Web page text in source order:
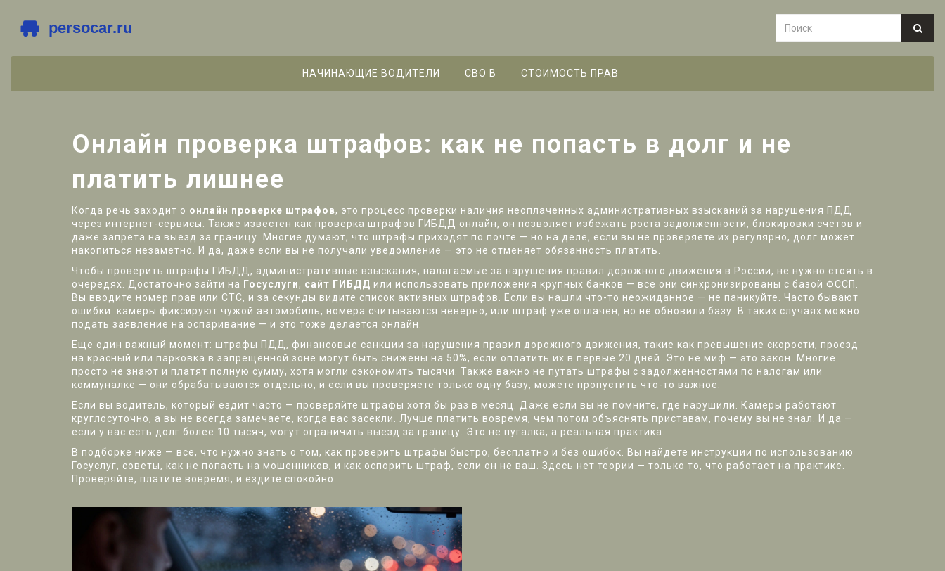
НАЧИНАЮЩИЕ ВОДИТЕЛИ СВО B СТОИМОСТЬ ПРАВ
Онлайн проверка штрафов: как не попасть в долг и не
платить лишнее
Когда речь заходит о онлайн проверке штрафов, это процесс проверки наличия неоплаченных административных взысканий за нарушения ПДД
через интернет-сервисы
. Также известен как проверка штрафов ГИБДД онлайн, он позволяет избежать роста задолженности, блокировки счетов и
даже запрета на выезд за границу.
Многие думают, что штрафы приходят по почте — но на деле, если вы не проверяете их регулярно, долг может
накопиться незаметно. И да, даже если вы не получали уведомление — это не отменяет обязанность платить.
Чтобы проверить штрафы ГИБДД , административные взыскания, налагаемые за нарушения правил дорожного движения в России, не нужно стоять в
очередях. Достаточно зайти на Госуслуги, сайт ГИБДД или использовать приложения крупных банков — все они синхронизированы с базой ФССП.
Вы вводите номер прав или СТС, и за секунды видите список активных штрафов. Если вы нашли что-то неожиданное — не паникуйте. Часто бывают
ошибки: камеры фиксируют чужой автомобиль, номера считываются неверно, или штраф уже оплачен, но не обновили базу. В таких случаях можно
подать заявление на оспаривание — и это тоже делается онлайн.
Еще один важный момент: штрафы ПДД , финансовые санкции за нарушения правил дорожного движения, такие как превышение скорости, проезд
на красный или парковка в запрещенной зоне могут быть снижены на 50%, если оплатить их в первые 20 дней. Это не миф — это закон. Многие
просто не знают и платят полную сумму, хотя могли сэкономить тысячи. Также важно не путать штрафы с задолженностями по налогам или
коммуналке — они обрабатываются отдельно, и если вы проверяете только одну базу, можете пропустить что-то важное.
Если вы водитель, который ездит часто — проверяйте штрафы хотя бы раз в месяц. Даже если вы не помните, где нарушили. Камеры работают
круглосуточно, а вы не всегда замечаете, когда вас засекли. Лучше платить вовремя, чем потом объяснять приставам, почему вы не знал. И да —
если у вас есть долг более 10 тысяч, могут ограничить выезд за границу. Это не пугалка, а реальная практика.
В подборке ниже — все, что нужно знать о том, как проверить штрафы быстро, бесплатно и без ошибок. Вы найдете инструкции по использованию
Госуслуг, советы, как не попасть на мошенников, и как оспорить штраф, если он не ваш. Здесь нет теории — только то, что работает на практике.
Проверяйте, платите вовремя, и ездите спокойно.